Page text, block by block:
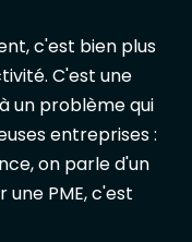
c'est bien plus
C'est une
un problème qui
entreprises :
on parle d'un
une PME, c'est